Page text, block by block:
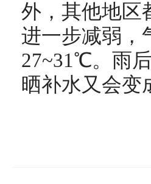
外，其他地区
进一步减弱，
27~31℃。雨
晒补水又会变